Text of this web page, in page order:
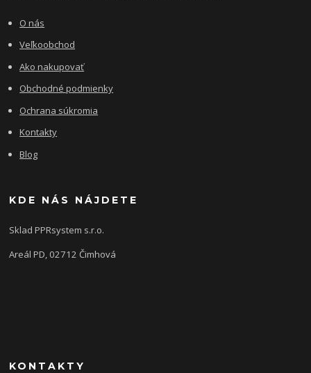
O nás
Veľkoobchod
Ako nakupovať
Obchodné podmienky
Ochrana súkromia
Kontakty
Blog
KDE NÁS NÁJDETE
Sklad PPRsystem s.r.o.
Areál PD, 02712 Čimhová
KONTAKTY